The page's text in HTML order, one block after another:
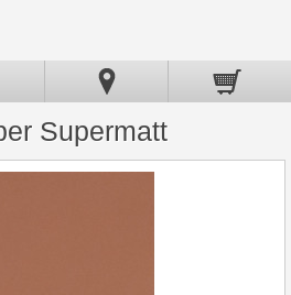
Supermatt